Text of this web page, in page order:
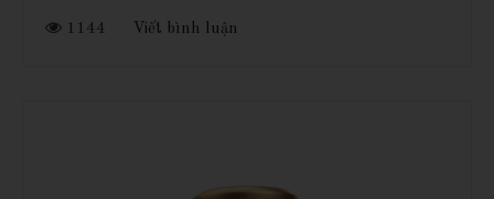
1144 Viết bình luận